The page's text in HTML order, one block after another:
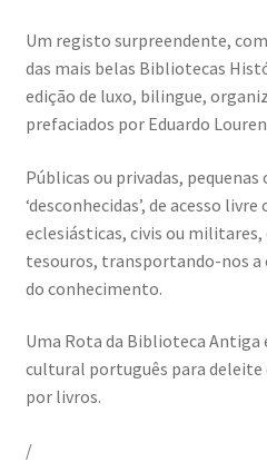
Livros gratuitos de
Patrocínio a DICAS DE
Teletrabalho e Ensino à
Um registo surpreendente,
das mais belas Bibliotecas
edição de luxo, bilingue,
prefaciados por Eduardo
Públicas ou privadas,
‘desconhecidas’, de acesso
eclesiásticas, civis ou
tesouros, transportando-nos a
do conhecimento.
Uma Rota da Biblioteca
cultural português para deleite
por livros.
/